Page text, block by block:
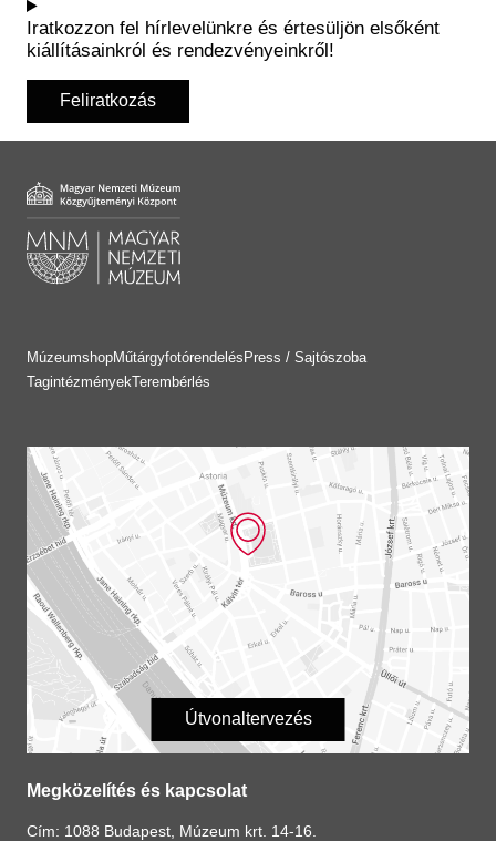
Iratkozzon fel hírlevelünkre és értesüljön elsőként
kiállításainkról és rendezvényeinkről!
Feliratkozás
MúzeumshopMűtárgyfotórendelés Press / Sajtószoba
TagintézményekTerembérlés
Útvonaltervezés
Megközelítés és kapcsolat
Cím: 1088 Budapest, Múzeum krt. 14-16.